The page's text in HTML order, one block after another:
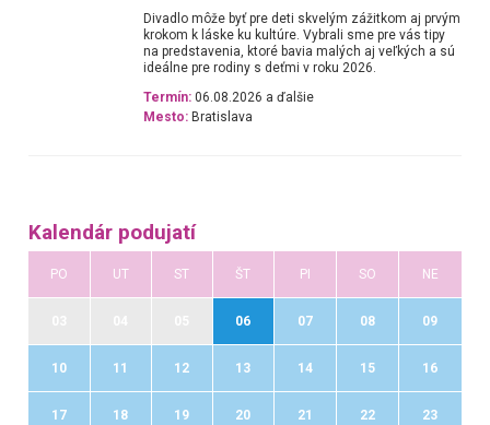
Divadlo môže byť pre deti skvelým zážitkom aj prvým
krokom k láske ku kultúre. Vybrali sme pre vás tipy
na predstavenia, ktoré bavia malých aj veľkých a sú
ideálne pre rodiny s deťmi v roku 2026.
Termín: 06.08.2026 a ďalšie
Mesto: Bratislava
Kalendár podujatí
PO UT ST ŠT PI SO NE
06 07 08 09
10 11 12 13 14 15 16
17 18 19 20 21 22 23